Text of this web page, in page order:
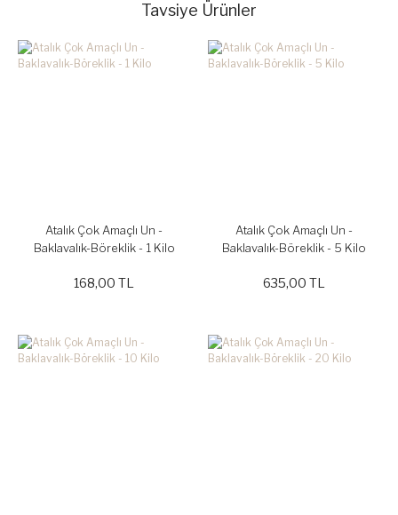
Tavsiye Ürünler
Atalık Çok Amaçlı Un -
Baklavalık-Böreklik - 1 Kilo
168,00 TL
Atalık Çok Amaçlı Un -
Baklavalık-Böreklik - 5 Kilo
635,00 TL